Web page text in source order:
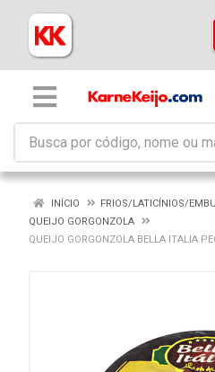
INÍCIO
FRIOS/LATICÍNIOS/
QUEIJO GORGONZOLA
QUEIJO GORGONZOLA BELLA ITALIA